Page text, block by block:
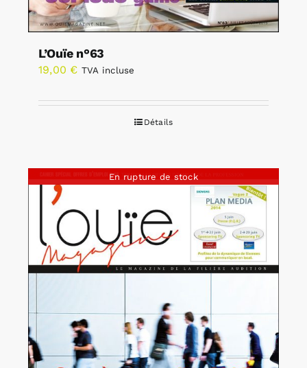
L’Ouïe n°63
19,00 € TVA incluse
Détails
En rupture de stock